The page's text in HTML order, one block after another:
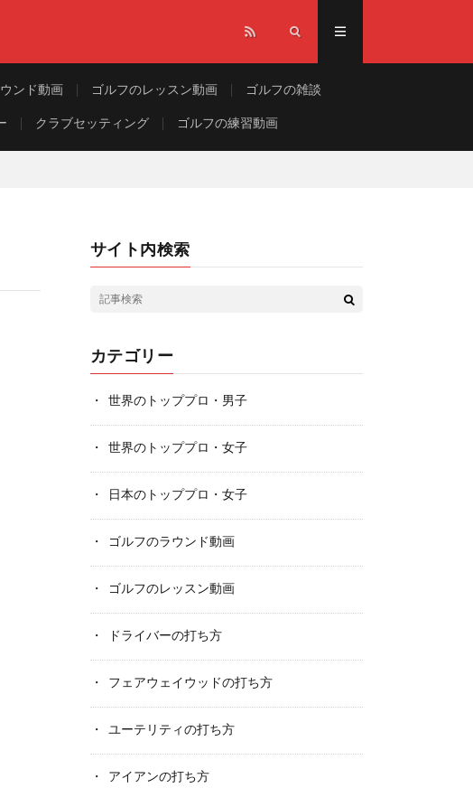
ンド動画 ゴルフのレッスン動画 ゴルフの雑談
クラブセッティング ゴルフの練習動画
サイト内検索
カテゴリー
世界のトッププロ・男子
世界のトッププロ・女子
日本のトッププロ・女子
ゴルフのラウンド動画
ゴルフのレッスン動画
ドライバーの打ち方
フェアウェイウッドの打ち方
ユーテリティの打ち方
アイアンの打ち方